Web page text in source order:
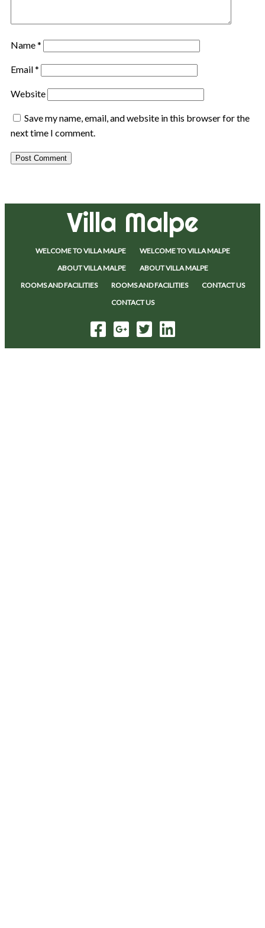
Name*
Email*
Website
Save my name, email, and website in this browser for the
next time I comment.
Villa Malpe
WELCOME TO VILLA MALPE
WELCOME TO VILLA MALPE
ABOUT VILLA MALPE
ABOUT VILLA MALPE
ROOMS AND FACILITIES
ROOMS AND FACILITIES
CONTACT US
CONTACT US